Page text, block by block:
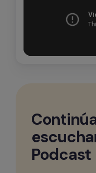
Podcast